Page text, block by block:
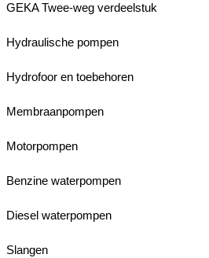
GEKA Twee-weg verdeelstuk
Hydraulische pompen
Hydrofoor en toebehoren
Membraanpompen
Motorpompen
Benzine waterpompen
Diesel waterpompen
Slangen